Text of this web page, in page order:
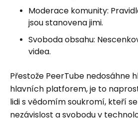
Moderace komunity:
jsou stanovena jimi.
Svoboda obsahu:
videa.
Přestože PeerTube nedosáhne
hlavních platforem, je to
lidi s vědomím soukromí, kteří
nezávislost a svobodu v